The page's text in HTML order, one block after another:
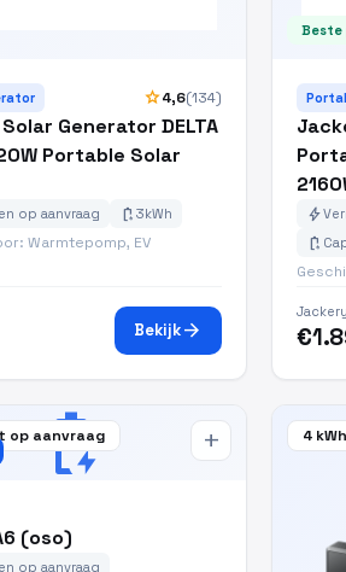
star4,6(134)
Generator DELTA
Portable Solar
op aanvraag battery_charging_full 3kWh
Warmtepomp, EV
Bekijkarrow_forward
Beste
bolt
battery_charging_full
Jackery
battery_charging_full
op aanvraag add
(oso)
op aanvraag
4 kWh